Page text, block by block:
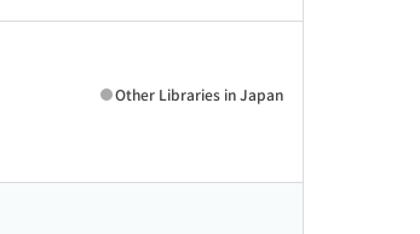
Other Libraries in Japan